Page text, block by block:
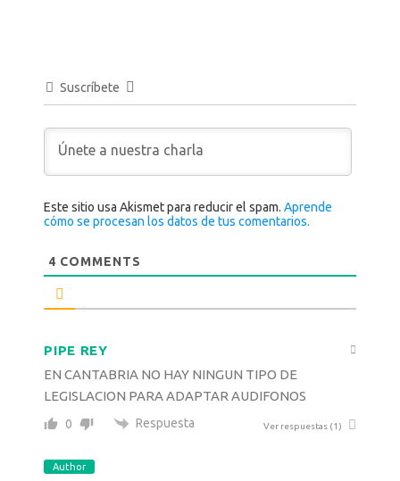
Suscríbete
Este sitio usa Akismet para reducir el spam.Aprende
cómo se procesan los datos de tus comentarios.
4 COMMENTS
PIPE REY
EN CANTABRIA NO HAY NINGUN TIPO DE
LEGISLACION PARA ADAPTAR AUDIFONOS
0 Respuesta Ver respuestas (1)
Author